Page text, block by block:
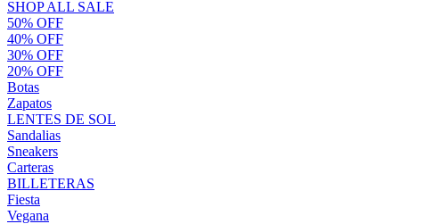
SHOP ALL SALE
50% OFF
40% OFF
30% OFF
20% OFF
Botas
Zapatos
LENTES DE SOL
Sandalias
Sneakers
Carteras
BILLETERAS
Fiesta
Vegana